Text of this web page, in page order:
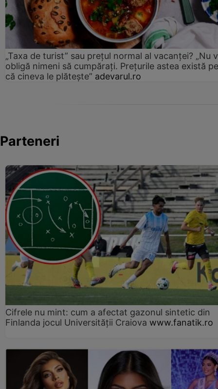
„Taxa de turist” sau prețul normal al vacanței? „Nu
obligă nimeni să cumpărați. Prețurile astea există
că cineva le plătește” adevarul.ro
Parteneri
Cifrele nu mint: cum a afectat gazonul sintetic din
Finlanda jocul Universității Craiova www.fanatik.ro